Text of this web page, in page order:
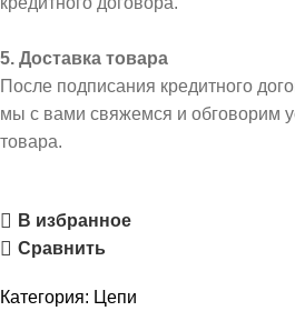
5. Доставка товара
После подписания кредитного
мы с вами свяжемся и обговорим
товара.
В избранное
Сравнить
Категория: Цепи